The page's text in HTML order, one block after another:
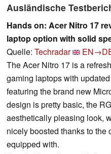
Ausländische
Hands on: Acer Nitro 17
laptop option with solid
Quelle: Techradar
The Acer Nitro 17 is a
gaming laptops with
featuring the brand new
design is pretty basic, the
aesthetically pleasing look,
nicely boosted thanks to the
equipped with.